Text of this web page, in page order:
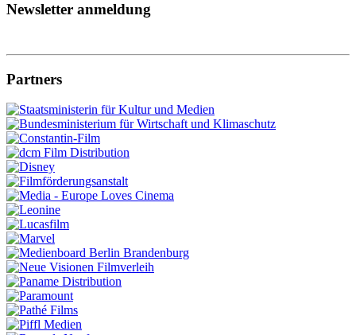
Newsletter anmeldung
Partners